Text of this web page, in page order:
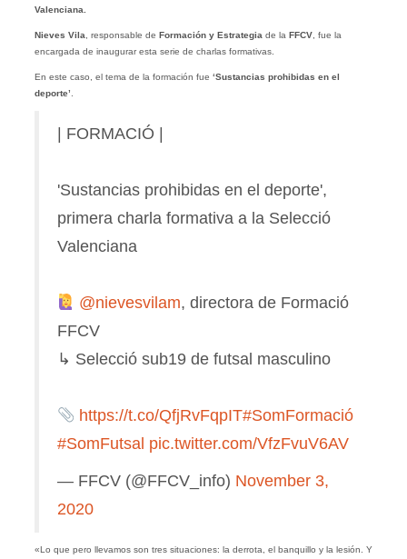
Valenciana.
Nieves Vila , responsable de Formación y Estrategia de la FFCV, fue la
encargada de inaugurar esta serie de charlas formativas.
En este caso, el tema de la formación fue ‘Sustancias prohibidas en el
deporte’
| FORMACIÓ |
'Sustancias prohibidas en el deporte',
primera charla formativa a la Selecció
Valenciana
@nievesvilam, directora de Formació
FFCV
↳ Selecció sub19 de futsal masculino
https://t.co/QfjRvFqpIT#SomFormació
#SomFutsal pic.twitter.com/VfzFvuV6AV
— FFCV (@FFCV_info) November 3,
2020
«Lo que pero llevamos son tres situaciones: la derrota, el banquillo y la lesión. Y